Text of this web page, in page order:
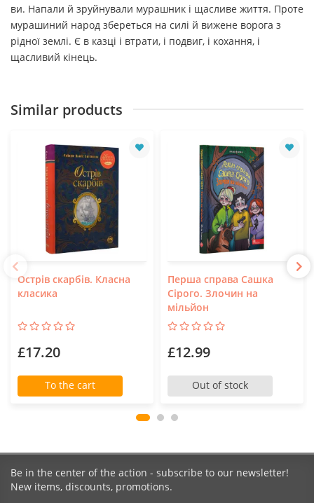
ви. Напали й зруйнували мурашник і щасливе життя. Проте
мурашиний народ збереться на силі й вижене ворога з
рідної землі. Є в казці і втрати, і подвиг, і кохання, і
щасливий кінець.
Similar products
Острів скарбів. Класна
класика
£17.20
To the cart
Перша справа Сашка
Сірого. Злочин на
мільйон
£12.99
Out of stock
Be in the center of the action - subscribe to our newsletter!
New items, discounts, promotions.